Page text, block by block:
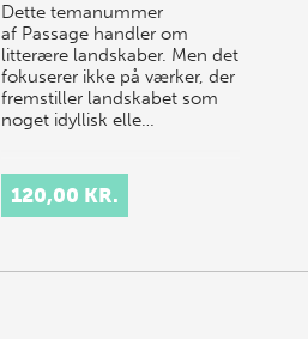
Dette temanummer
af Passage handler om
litterære landskaber. Men det
fokuserer ikke på værker, der
fremstiller landskabet som
noget idyllisk elle…
120,00 KR.